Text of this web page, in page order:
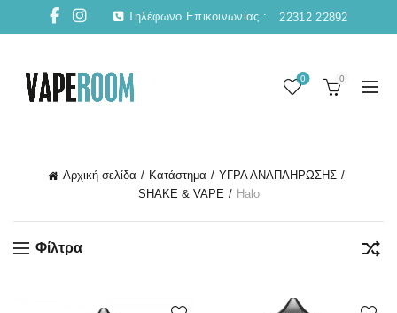
Τηλέφωνο Επικοινωνίας : 22312 22892
0 0
Αρχική σελίδα Κατάστημα
ΥΓΡΑ ΑΝΑΠΛΗΡΩΣΗΣ
SHAKE & VAPE
Halo
Φίλτρα